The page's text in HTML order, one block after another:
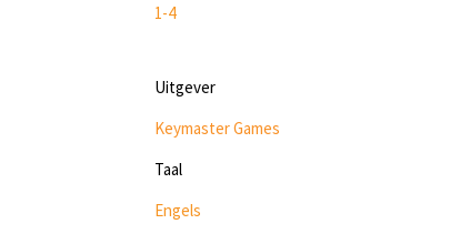
1-4
Uitgever
Keymaster Games
Taal
Engels